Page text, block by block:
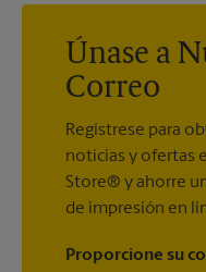
Únase a
Correo
Regístrese para
noticias y ofertas
Store® y ahorre
de impresión en
Proporcione su